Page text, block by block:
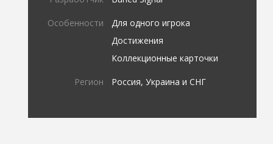
Особенности
Для одного игрока
Достижения
Коллекционные карточки
Регион Россия, Украина и СНГ